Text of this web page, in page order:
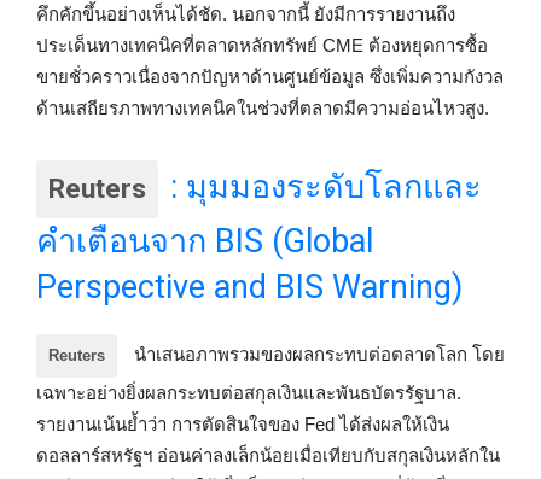
คึกคักขึ้นอย่างเห็นได้ชัด. นอกจากนี้ ยังมีการรายงานถึง
ประเด็นทางเทคนิคที่ตลาดหลักทรัพย์ CME ต้องหยุดการซื้อ
ขายชั่วคราวเนื่องจากปัญหาด้านศูนย์ข้อมูล ซึ่งเพิ่มความกังวล
ด้านเสถียรภาพทางเทคนิคในช่วงที่ตลาดมีความอ่อนไหวสูง.
Reuters
: มุมมองระดับโลกและ
คำเตือนจาก BIS (Global
Perspective and BIS Warning)
Reuters
นำเสนอภาพรวมของผลกระทบต่อตลาดโลก โดย
เฉพาะอย่างยิ่งผลกระทบต่อสกุลเงินและพันธบัตรรัฐบาล.
รายงานเน้นย้ำว่า การตัดสินใจของ Fed ได้ส่งผลให้เงิน
ดอลลาร์สหรัฐฯ อ่อนค่าลงเล็กน้อยเมื่อเทียบกับสกุลเงินหลักใน